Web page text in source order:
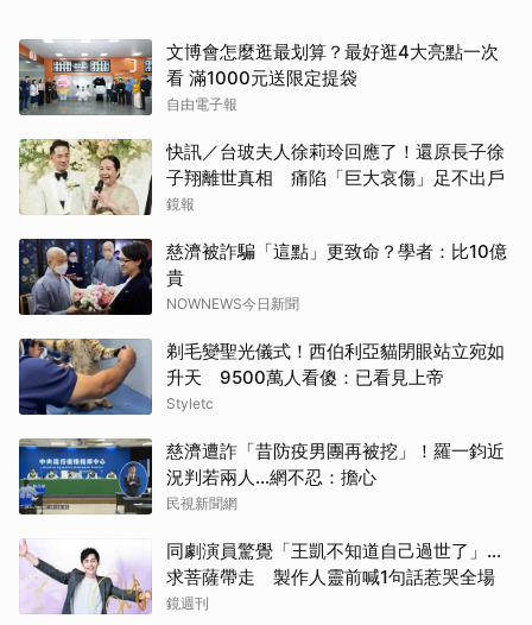
文博會怎麼逛最划算？最好逛4大亮點一次
看 滿1000元送限定提袋
自由電子報
快訊／台玻夫人徐莉玲回應了！還原長子徐
子翔離世真相 痛陷「巨大哀傷」足不出戶
鏡報
慈濟被詐騙「這點」更致命？學者：比10億
貴
NOWNEWS今日新聞
剃毛變聖光儀式！西伯利亞貓閉眼站立宛如
升天 9500萬人看傻：已看見上帝
Styletc
慈濟遭詐「昔防疫男團再被挖」！羅一鈞近
況判若兩人…網不忍：擔心
民視新聞網
同劇演員驚覺「王凱不知道自己過世了」...
求菩薩帶走 製作人靈前喊1句話惹哭全場
鏡週刊